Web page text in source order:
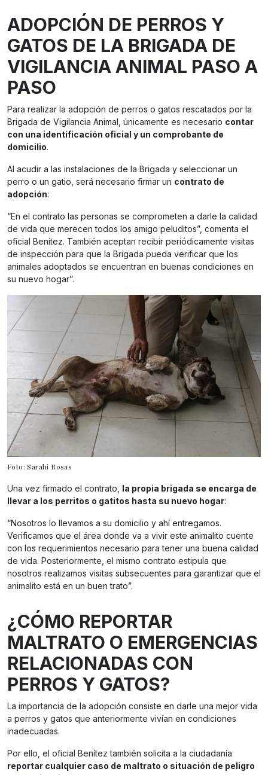
ADOPCIÓN DE PERROS Y
GATOS DE LA BRIGADA DE
VIGILANCIA ANIMAL PASO A
PASO
Para realizar la adopción de perros o gatos rescatados por la
Brigada de Vigilancia Animal, únicamente es necesario contar
con una identificación oficial y un comprobante de
domicilio.
Al acudir a las instalaciones de la Brigada y seleccionar un
perro o un gatio, será necesario firmar un contrato de
adopción:
“En el contrato las personas se comprometen a darle la calidad
de vida que merecen todos los amigo peluditos”, comenta el
oficial Benítez. También aceptan recibir periódicamente visitas
de inspección para que la Brigada pueda verificar que los
animales adoptados se encuentran en buenas condiciones en
su nuevo hogar”.
Foto: Sarahi Rosas
Una vez firmado el contrato, la propia brigada se encarga de
llevar a los perritos o gatitos hasta su nuevo hogar:
“Nosotros lo llevamos a su domicilio y ahí entregamos.
Verificamos que el área donde va a vivir este animalito cuente
con los requerimientos necesario para tener una buena calidad
de vida. Posteriormente, el mismo contrato estipula que
nosotros realizamos visitas subsecuentes para garantizar que el
animalito está en un buen trato”.
¿CÓMO REPORTAR
MALTRATO O EMERGENCIAS
RELACIONADAS CON
PERROS Y GATOS?
La importancia de la adopción consiste en darle una mejor vida
a perros y gatos que anteriormente vivían en condiciones
inadecuadas.
Por ello, el oficial Benítez también solicita a la ciudadanía
reportar cualquier caso de maltrato o situación de peligro